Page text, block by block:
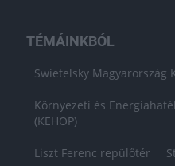
TÉMÁINKBÓL
Swietelsky Magyarország
Környezeti és
(KEHOP)
Liszt Ferenc repülőtér